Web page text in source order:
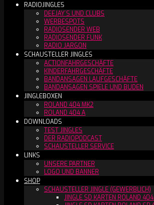
RADIOJINGLES
DEEJAY´S UND CLUBS
WERBESPOTS
RADIOSENDER WEB
RADIOSENDER FUNK
RADIO JARGON
SCHAUSTELLER JINGLES
ACTIONFAHRGESCHÄFTE
KINDERFAHRGESCHÄFTE
BANDANSAGEN LAUFGESCHÄFTE
BANDANSAGEN SPIELE UND BUDEN
JINGLEBOXEN
ROLAND 404 MK2
ROLAND 404 A
DOWNLOADS
TEST JINGLES
DER RADIOPODCAST
SCHAUSTELLER SERVICE
LINKS
UNSERE PARTNER
LOGO UND BANNER
SHOP
SCHAUSTELLER JINGLE (GEWERBLICH)
JINGLE SD KARTEN ROLAND